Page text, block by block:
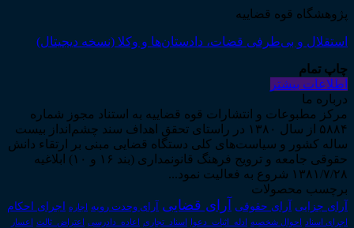
پژوهشگاه قوه قضاییه
استقلال و بی‌طرفی قضات، دادستان‌ها و وکلا (نسخه دیجیتال)
چاپ تمام
اطلاعات بیشتر
درباره ما
مرکز مطبوعات و انتشارات قوه قضاییه به استناد مجوز شماره
۵۸۸۴ از سال ۱۳۸۰ در راستای تحقق اهداف سند چشم‌انداز بیست
ساله کشور و سیاست‌های کلی دستگاه قضایی مبنی بر ارتقاء دانش
حقوقی جامعه و ترویج فرهنگ قانونمداری (بند ۱۶ و ۱۰) ابلاغیه
۱۳۸۱/۷/۲۸ شروع به فعالیت نمود...
برچسب محصولات
آرای جزایی آرای حقوقی آرای قضایی آرای وحدت رویه اجاره اجرای احکام
اجرای اسناد احوال شخصیه ادله_اثبات_دعوا اسناد_تجاری اعاده_دادرسی اعتراض_ثالث اعسار